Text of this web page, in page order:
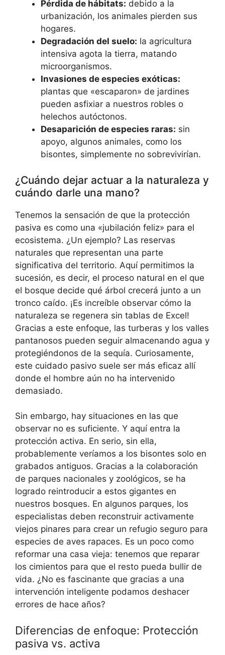
Pérdida de hábitats: debido a la
urbanización, los animales pierden sus
hogares.
Degradación del suelo: la agricultura
intensiva agota la tierra, matando
microorganismos.
Invasiones de especies exóticas:
plantas que «escaparon» de jardines
pueden asfixiar a nuestros robles o
helechos autóctonos.
Desaparición de especies raras: sin
apoyo, algunos animales, como los
bisontes, simplemente no sobrevivirían.
¿Cuándo dejar actuar a la naturaleza y
cuándo darle una mano?
Tenemos la sensación de que la protección
pasiva es como una «jubilación feliz» para el
ecosistema. ¿Un ejemplo? Las reservas
naturales que representan una parte
significativa del territorio. Aquí permitimos la
sucesión, es decir, el proceso natural en el que
el bosque decide qué árbol crecerá junto a un
tronco caído. ¡Es increíble observar cómo la
naturaleza se regenera sin tablas de Excel!
Gracias a este enfoque, las turberas y los valles
pantanosos pueden seguir almacenando agua y
protegiéndonos de la sequía. Curiosamente,
este cuidado pasivo suele ser más eficaz allí
donde el hombre aún no ha intervenido
demasiado.
Sin embargo, hay situaciones en las que
observar no es suficiente. Y aquí entra la
protección activa. En serio, sin ella,
probablemente veríamos a los bisontes solo en
grabados antiguos. Gracias a la colaboración
de parques nacionales y zoológicos, se ha
logrado reintroducir a estos gigantes en
nuestros bosques. En algunos parques, los
especialistas deben reconstruir activamente
viejos pinares para crear un refugio seguro para
especies de aves rapaces. Es un poco como
reformar una casa vieja: tenemos que reparar
los cimientos para que el resto pueda bullir de
vida. ¿No es fascinante que gracias a una
intervención inteligente podamos deshacer
errores de hace años?
Diferencias de enfoque: Protección
pasiva vs. activa